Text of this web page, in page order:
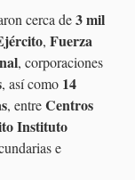
cerca de 3 mil
, Fuerza
, corporaciones
, así como 14
, entre Centros
Instituto
e